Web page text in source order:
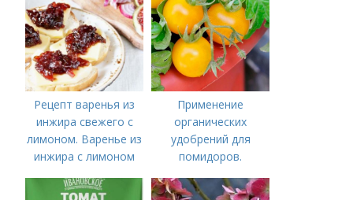
томатов: правила
внесения в почву
Рецепт варенья из
инжира свежего с
лимоном. Варенье из
инжира с лимоном
Применение
органических
удобрений для
помидоров.
удобрения для